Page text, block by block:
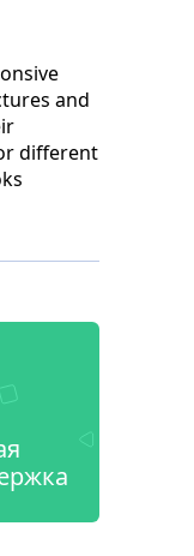
and
different